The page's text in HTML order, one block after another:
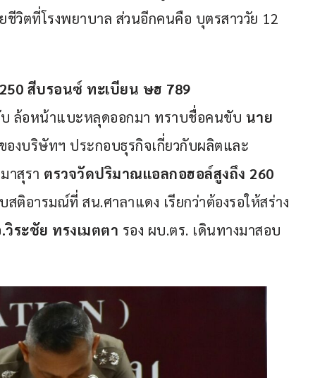
ชีวิตที่โรงพยาบาล ส่วนอีกคนคือ บุตรสาววัย 12
สีบรอนซ์ ทะเบียน ษฮ 789
ล้อหน้าแบะหลุดออกมา ทราบชื่อคนขับ นาย
องบริษัทฯ ประกอบธุรกิจเกี่ยวกับผลิตและ
าสุรา ตรวจวัดปริมาณแอลกอฮอล์สูงถึง 260
สติอารมณ์ที่ สน.ศาลาแดง เรียกว่าต้องรอให้สร่าง
ระชัย ทรงเมตตา รอง ผบ.ตร. เดินทางมาสอบ